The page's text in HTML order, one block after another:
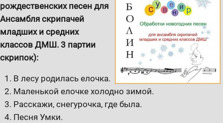
рождественских песен для
Ансамбля скрипачей
младших и средних
классов ДМШ. 3 партии
скрипок):
В лесу родилась елочка.
Маленькой елочке холодно зимой.
Расскажи, снегурочка, где была.
Песня Умки.